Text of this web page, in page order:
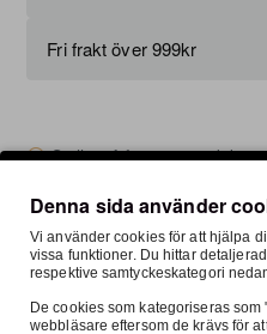
Fri frakt över 999kr
Ställ en fråga om
Beskrivning
Denna sida använder
Vi använder cookies för att hjälpa
vissa funktioner. Du hittar
respektive samtyckeskategori
De cookies som kategoriseras
webbläsare eftersom de krävs för